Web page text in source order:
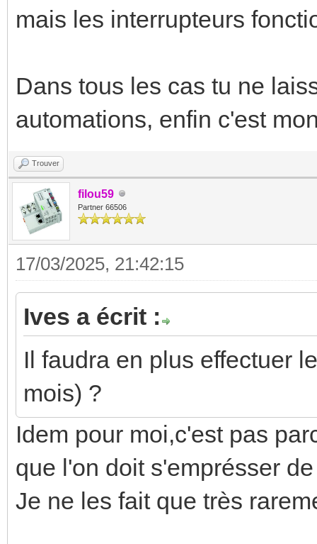
mais les interrupteurs
Dans tous les cas tu ne
automations, enfin c'est
Trouver
filou59
Partner 66506
17/03/2025, 21:42:15
Ives a écrit :
Il faudra en plus effectuer
mois) ?
Idem pour moi,c'est pas
que l'on doit s'emprésser
Je ne les fait que très